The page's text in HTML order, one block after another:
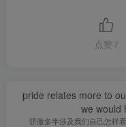
点赞 7
pride relates more to
we would
骄傲多半涉及我们自己怎样